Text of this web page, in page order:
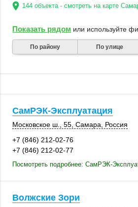
location_on 144 объекта - смотреть на карте
Показать рядом или используйте
По району По улице
СамРЭК-Эксплуатация
Московское ш., 55 Самара
Россия
+7 (846) 212-02-76
+7 (846) 212-02-77
Посмотреть подробнее: СамРЭК-
Волжские Зори